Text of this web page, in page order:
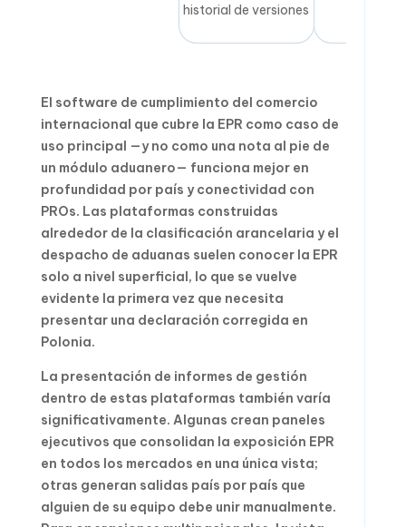
historial de versiones
El software de cumplimiento del comercio
internacional que cubre la EPR como caso de
uso principal —y no como una nota al pie de
un módulo aduanero— funciona mejor en
profundidad por país y conectividad con
PROs. Las plataformas construidas
alrededor de la clasificación arancelaria y el
despacho de aduanas suelen conocer la EPR
solo a nivel superficial, lo que se vuelve
evidente la primera vez que necesita
presentar una declaración corregida en
Polonia.
La presentación de informes de gestión
dentro de estas plataformas también varía
significativamente. Algunas crean paneles
ejecutivos que consolidan la exposición EPR
en todos los mercados en una única vista;
otras generan salidas país por país que
alguien de su equipo debe unir manualmente.